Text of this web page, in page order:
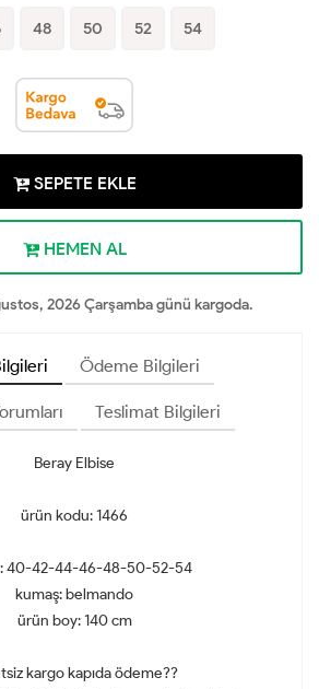
48 50 52 54
SEPETE EKLE
HEMEN AL
2026 Çarşamba günü kargoda.
Ödeme Bilgileri
Teslimat Bilgileri
Beray Elbise
ürün kodu: 1466
40-42-44-46-48-50-52-54
kumaş: belmando
ürün boy: 140 cm
kargo kapıda ödeme??